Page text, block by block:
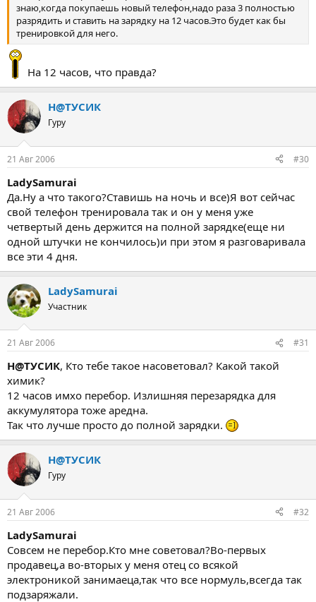
знаю,когда покупаешь новый телефон,надо раза 3 полностью
разрядить и ставить на зарядку на 12 часов.Это будет как бы
тренировкой для него.
На 12 часов, что правда?
Н@ТУСИК
Гуру
21 Авг 2006 #30
LadySamurai
Да.Ну а что такого?Ставишь на ночь и все)Я вот сейчас
свой телефон тренировала так и он у меня уже
четвертый день держится на полной зарядке(еще ни
одной штучки не кончилось)и при этом я разговаривала
все эти 4 дня.
LadySamurai
Участник
21 Авг 2006 #31
Н@ТУСИК, Кто тебе такое насоветовал? Какой такой
химик?
12 часов имхо перебор. Излишняя перезарядка для
аккумулятора тоже аредна.
Так что лучше просто до полной зарядки.
Н@ТУСИК
Гуру
21 Авг 2006 #32
LadySamurai
Совсем не перебор.Кто мне советовал?Во-первых
продавец,а во-вторых у меня отец со всякой
электроникой занимаеца,так что все нормуль,всегда так
подзаряжали.